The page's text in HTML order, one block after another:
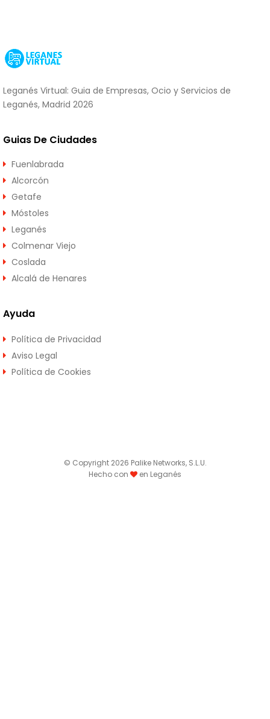
Leganés Virtual: Guia de Empresas, Ocio y Servicios de
Leganés, Madrid 2026
Guias De Ciudades
Fuenlabrada
Alcorcón
Getafe
Móstoles
Leganés
Colmenar Viejo
Coslada
Alcalá de Henares
Ayuda
Política de Privacidad
Aviso Legal
Política de Cookies
© Copyright 2026 Palike Networks, S.L.U.
Hecho con
en Leganés